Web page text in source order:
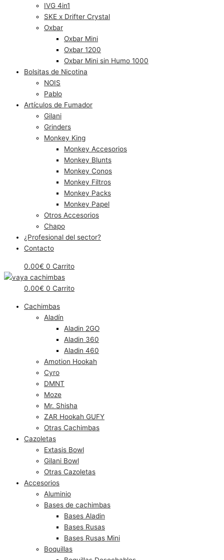
IVG 4in1
SKE x Drifter Crystal
Oxbar
Oxbar Mini
Oxbar 1200
Oxbar Mini sin Humo 1000
Bolsitas de Nicotina
NOIS
Pablo
Artículos de Fumador
Gilani
Grinders
Monkey King
Monkey Accesorios
Monkey Blunts
Monkey Conos
Monkey Filtros
Monkey Packs
Monkey Papel
Otros Accesorios
Chapo
¿Profesional del sector?
Contacto
0.00€ 0 Carrito
0.00€ 0 Carrito
Cachimbas
Aladín
Aladin 2GO
Aladin 360
Aladin 460
Amotion Hookah
Cyro
DMNT
Moze
Mr. Shisha
ZAR Hookah GUFY
Otras Cachimbas
Cazoletas
Extasis Bowl
Gilani Bowl
Otras Cazoletas
Accesorios
Aluminio
Bases de cachimbas
Bases Aladin
Bases Rusas
Bases Rusas Mini
Boquillas